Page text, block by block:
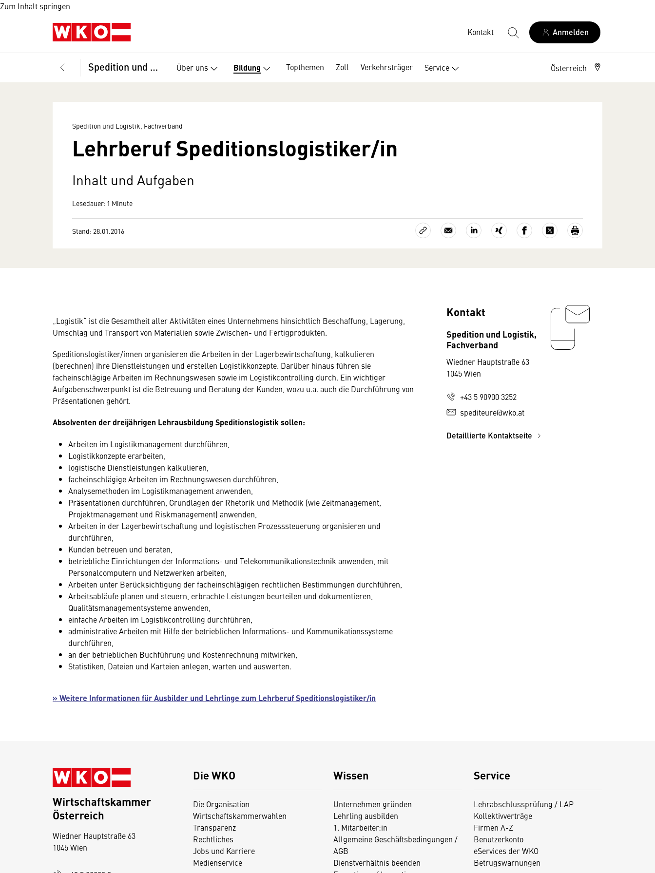
Zum Inhalt springen
Kontakt Anmelden
Spedition und Logistik, Fachverband Über uns Bildung Topthemen Zoll Verkehrsträger Service Österreich
Spedition und Logistik, Fachverband
Lehrberuf Speditionslogistiker/in
Inhalt und Aufgaben
Lesedauer: 1 Minute
Stand: 28.01.2016
„Logistik“ ist die Gesamtheit aller Aktivitäten eines Unternehmens hinsichtlich Beschaffung, Lagerung,
Umschlag und Transport von Materialien sowie Zwischen- und Fertigprodukten.
Speditionslogistiker/innen organisieren die Arbeiten in der Lagerbewirtschaftung, kalkulieren
(berechnen) ihre Dienstleistungen und erstellen Logistikkonzepte. Darüber hinaus führen sie
facheinschlägige Arbeiten im Rechnungswesen sowie im Logistikcontrolling durch. Ein wichtiger
Aufgabenschwerpunkt ist die Betreuung und Beratung der Kunden, wozu u.a. auch die Durchführung von
Präsentationen gehört.
Absolventen der dreijährigen Lehrausbildung Speditionslogistik sollen:
Arbeiten im Logistikmanagement durchführen,
Logistikkonzepte erarbeiten,
logistische Dienstleistungen kalkulieren,
facheinschlägige Arbeiten im Rechnungswesen durchführen,
Analysemethoden im Logistikmanagement anwenden,
Präsentationen durchführen, Grundlagen der Rhetorik und Methodik (wie Zeitmanagement,
Projektmanagement und Riskmanagement) anwenden,
Arbeiten in der Lagerbewirtschaftung und logistischen Prozesssteuerung organisieren und
durchführen,
Kunden betreuen und beraten,
betriebliche Einrichtungen der Informations- und Telekommunikationstechnik anwenden, mit
Personalcomputern und Netzwerken arbeiten,
Arbeiten unter Berücksichtigung der facheinschlägigen rechtlichen Bestimmungen durchführen,
Arbeitsabläufe planen und steuern, erbrachte Leistungen beurteilen und dokumentieren,
Qualitätsmanagementsysteme anwenden,
einfache Arbeiten im Logistikcontrolling durchführen,
administrative Arbeiten mit Hilfe der betrieblichen Informations- und Kommunikationssysteme
durchführen,
an der betrieblichen Buchführung und Kostenrechnung mitwirken,
Statistiken, Dateien und Karteien anlegen, warten und auswerten.
» Weitere Informationen für Ausbilder und Lehrlinge zum Lehrberuf Speditionslogistiker/in
Kontakt
Spedition und Logistik,
Fachverband
Wiedner Hauptstraße 63
1045 Wien
+43 5 90900 3252
spediteure@wko.at
Detaillierte Kontaktseite
Die WKO
Die Organisation
Wirtschaftskammerwahlen
Transparenz
Rechtliches
Jobs und Karriere
Medienservice
Wissen
Unternehmen gründen
Lehrling ausbilden
1. Mitarbeiter:in
Allgemeine Geschäftsbedingungen /
AGB
Dienstverhältnis beenden
Service
Lehrabschlussprüfung / LAP
Kollektivverträge
Firmen A-Z
Benutzerkonto
eServices der WKO
Betrugswarnungen
Wirtschaftskammer
Österreich
Wiedner Hauptstraße 63
1045 Wien